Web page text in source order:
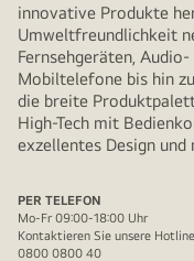
innovative Produkte
Umweltfreundlichkeit
Fernsehgeräten,
Mobiltelefone bis hin
die breite
High-Tech mit
exzellentes Design
PER TELEFON
Mo-Fr 09:00-18:00 Uhr
Kontaktieren Sie unsere
0800 0800 40